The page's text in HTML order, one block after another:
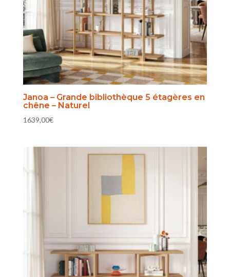
Janoa – Grande bibliothèque 5 étagères en
chêne – Naturel
1639,00€